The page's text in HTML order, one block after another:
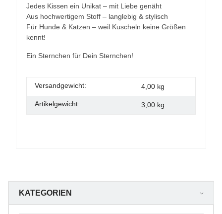
Jedes Kissen ein Unikat – mit Liebe genäht
Aus hochwertigem Stoff – langlebig & stylisch
Für Hunde & Katzen – weil Kuscheln keine Größen
kennt!
Ein Sternchen für Dein Sternchen!
Versandgewicht: 4,00 kg
Artikelgewicht: 3,00 kg
KATEGORIEN